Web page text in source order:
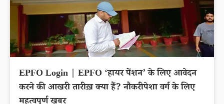
EPFO Login | EPFO ‘हायर पेंशन’ के लिए आवेदन
करने की आखरी तारीख़ क्या हैं? नौकरीपेशा वर्ग के लिए